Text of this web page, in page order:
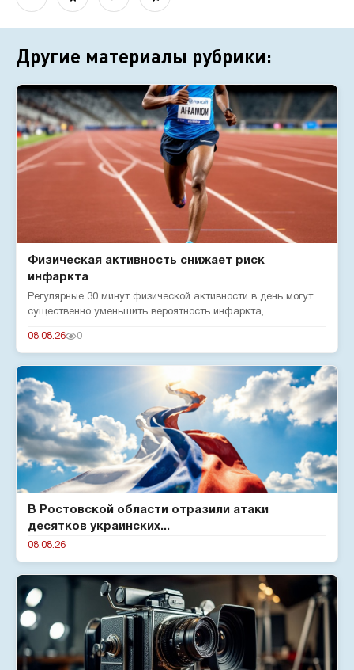
Другие материалы рубрики:
Физическая активность снижает риск
инфаркта
Регулярные 30 минут физической активности в день могут
существенно уменьшить вероятность инфаркта,
08.08.26 0
В Ростовской области отразили атаки
десятков украинских...
08.08.26